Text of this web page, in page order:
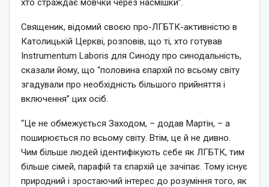
Священик, відомий своєю про-ЛГБТК-активністю в
Католицькій Церкві, розповів, що ті, хто готував
Instrumentum Laboris для Синоду про синодальність,
сказали йому, що “половина єпархій по всьому світу
згадували про необхідність більшого прийняття і
включення” цих осіб.
“Це не обмежується Заходом, – додав Мартін, – а
поширюється по всьому світу. Втім, це й не дивно.
Чим більше людей ідентифікують себе як ЛГБТК, тим
більше сімей, парафій та єпархій це зачіпає. Тому існує
природний і зростаючий інтерес до розуміння того, як